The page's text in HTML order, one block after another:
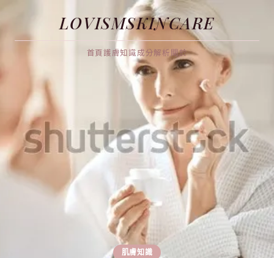
LOVISMSKINCARE
首頁護膚知識成分解析 關於
肌膚知識